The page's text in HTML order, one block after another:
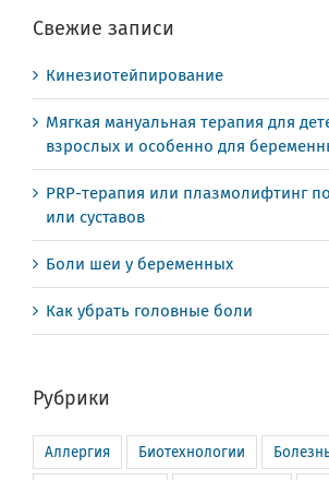
Свежие записи
Кинезиотейпирование
Мягкая мануальная терапия для
взрослых и особенно для
PRP-терапия или плазмолифтинг
или суставов
Боли шеи у беременных
Как убрать головные боли
Рубрики
Аллергия Биотехнологии